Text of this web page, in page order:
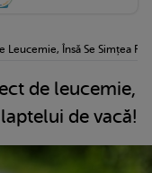
Leucemie, Însă Se Simțea
de leucemie,
de vacă!